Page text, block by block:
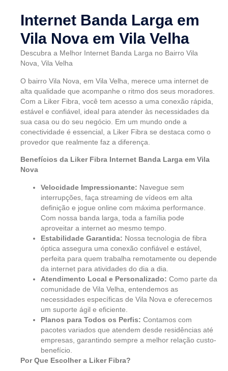
Internet Banda Larga em
Vila Nova em Vila Velha
Descubra a Melhor Internet Banda Larga no Bairro Vila
Nova, Vila Velha
O bairro Vila Nova, em Vila Velha, merece uma internet de
alta qualidade que acompanhe o ritmo dos seus moradores.
Com a Liker Fibra, você tem acesso a uma conexão rápida,
estável e confiável, ideal para atender às necessidades da
sua casa ou do seu negócio. Em um mundo onde a
conectividade é essencial, a Liker Fibra se destaca como o
provedor que realmente faz a diferença.
Benefícios da Liker Fibra Internet Banda Larga em Vila
Nova
Velocidade Impressionante: Navegue sem
interrupções, faça streaming de vídeos em alta
definição e jogue online com máxima performance.
Com nossa banda larga, toda a família pode
aproveitar a internet ao mesmo tempo.
Estabilidade Garantida: Nossa tecnologia de fibra
óptica assegura uma conexão confiável e estável,
perfeita para quem trabalha remotamente ou depende
da internet para atividades do dia a dia.
Atendimento Local e Personalizado: Como parte da
comunidade de Vila Velha, entendemos as
necessidades específicas de Vila Nova e oferecemos
um suporte ágil e eficiente.
Planos para Todos os Perfis: Contamos com
pacotes variados que atendem desde residências até
empresas, garantindo sempre a melhor relação custo-
benefício.
Por Que Escolher a Liker Fibra?